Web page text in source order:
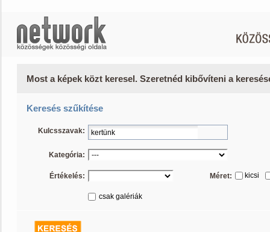
Most a képek közt keresel. Szeretnéd kibővíteni a
Keresés szűkítése
Kulcsszavak:
Kategória:
Értékelés: Méret: kicsi
csak galériák